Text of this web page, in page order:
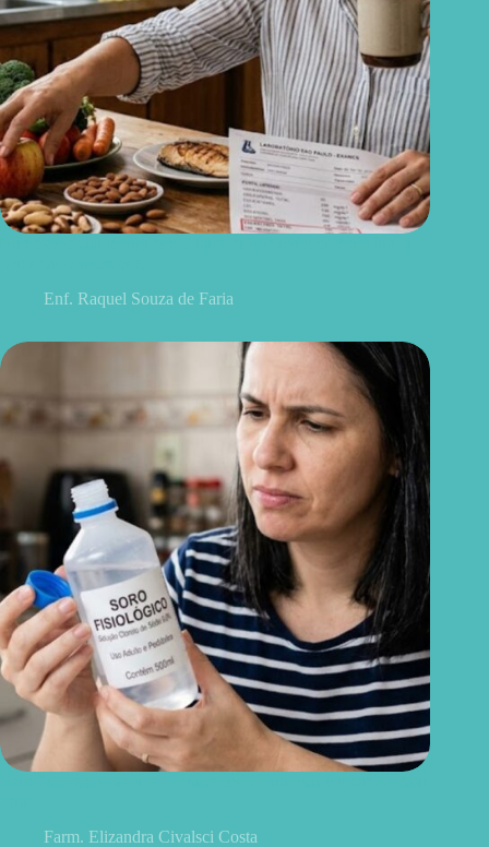
Enf. Raquel Souza de Faria
Farm. Elizandra Civalsci Costa